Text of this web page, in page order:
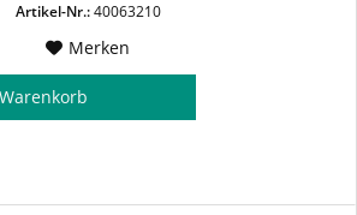
Artikel-Nr.:40063210
Merken
Warenkorb